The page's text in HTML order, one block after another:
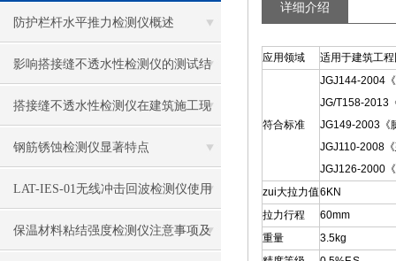
防护栏杆水平推力检测仪概述
影响搭接缝不透水性检测仪的测试结
果的因素有哪些？
搭接缝不透水性检测仪在建筑施工现
场中的应用
钢筋锈蚀检测仪显著特点
LAT-IES-01无线冲击回波检测仪使用
操作方法
保温材料粘结强度检测仪注意事项及
详细介绍
应用领域 适用于建筑工
符合标准
JGJ144-2004
JG/T158-2013
JG149-2003《
JGJ110-2008
JGJ126-2000
zui大拉力值6KN
拉力行程
60mm
重量
3.5kg